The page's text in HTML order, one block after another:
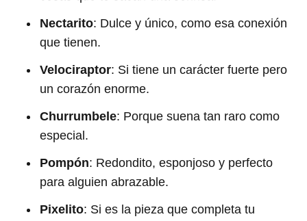
Nectarito: Dulce y único, como esa conexión
que tienen.
Velociraptor: Si tiene un carácter fuerte pero
un corazón enorme.
Churrumbele: Porque suena tan raro como
especial.
Pompón: Redondito, esponjoso y perfecto
para alguien abrazable.
Pixelito: Si es la pieza que completa tu